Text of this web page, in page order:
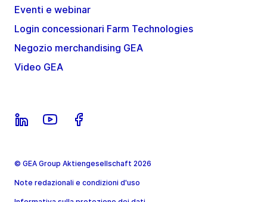
Eventi e webinar
Login concessionari Farm Technologies
Negozio merchandising GEA
Video GEA
© GEA Group Aktiengesellschaft 2026
Note redazionali e condizioni d'uso